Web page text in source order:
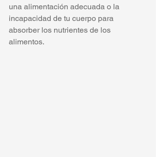
una alimentación adecuada o la
incapacidad de tu cuerpo para
absorber los nutrientes de los
alimentos.